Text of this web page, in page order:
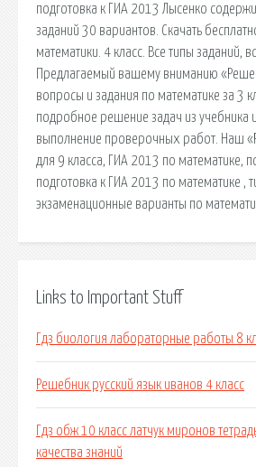
подготовка к ГИА 2013 Лысенко
заданий 30 вариантов. Скачать
математики. 4 класс. Все типы заданий,
Предлагаемый вашему вниманию
вопросы и задания по математике за 3
подробное решение задач из учебника
выполнение проверочных работ. Наш
для 9 класса, ГИА 2013 по математике,
подготовка к ГИА 2013 по математике ,
экзаменационные варианты по
Links to Important Stuff
Гдз биология лабораторные работы 8
Решебник русский язык иванов 4 класс
Гдз обж 10 класс латчук миронов
качества знаний